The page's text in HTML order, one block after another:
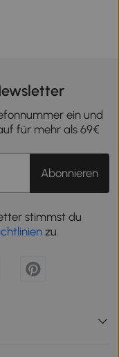
ein und
für mehr als 69€
Abonnieren
stimmst du
zu.